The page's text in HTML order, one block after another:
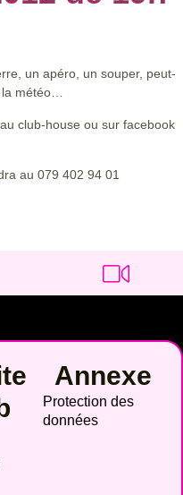
un apéro, un souper, peut-
la météo…
club-house ou sur facebook
au 079 402 94 01
Annexe
Protection des
données